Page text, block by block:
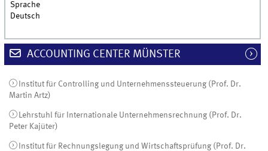
Sprache
Deutsch
ACCOUNTING CENTER MÜNSTER
Institut für Controlling und Unternehmenssteuerung (Prof. Dr.
Martin Artz)
Lehrstuhl für Internationale Unternehmensrechnung (Prof. Dr.
Peter Kajüter)
Institut für Rechnungslegung und Wirtschaftsprüfung (Prof. Dr.